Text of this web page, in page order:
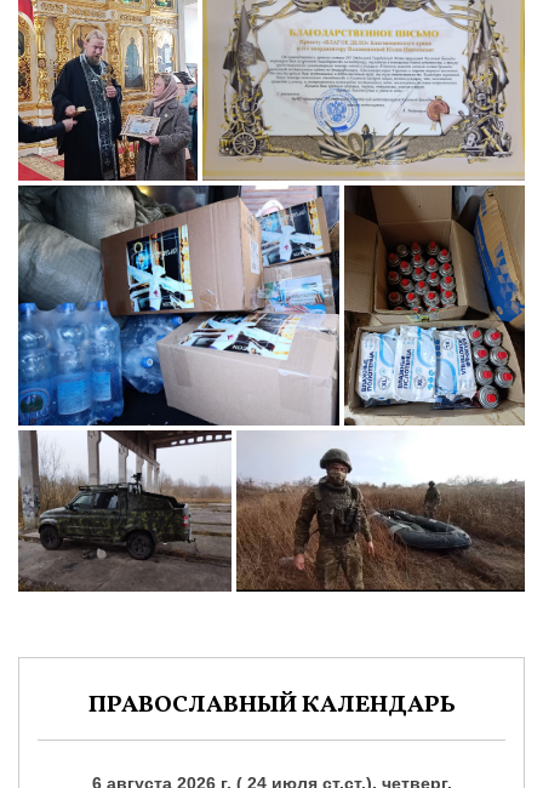
ПРАВОСЛАВНЫЙ КАЛЕНДАРЬ
6 августа 2026 г. ( 24 июля ст.ст.), четверг.